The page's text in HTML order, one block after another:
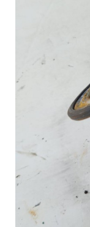
Techniek Blog
Nederlands